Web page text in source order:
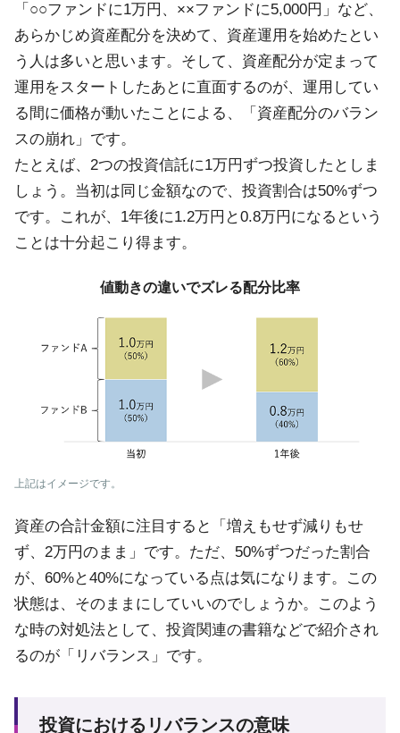
「○○ファンドに1万円、××ファンドに5,000円」など、
あらかじめ資産配分を決めて、資産運用を始めたとい
う人は多いと思います。そして、資産配分が定まって
運用をスタートしたあとに直面するのが、運用してい
る間に価格が動いたことによる、「資産配分のバラン
スの崩れ」です。
たとえば、2つの投資信託に1万円ずつ投資したとしま
しょう。当初は同じ金額なので、投資割合は50%ずつ
です。これが、1年後に1.2万円と0.8万円になるという
ことは十分起こり得ます。
上記はイメージです。
値動きの違いでズレる配分比率
資産の合計金額に注目すると「増えもせず減りもせ
ず、2万円のまま」です。ただ、50%ずつだった割合
が、60%と40%になっている点は気になります。この
状態は、そのままにしていいのでしょうか。このよう
な時の対処法として、投資関連の書籍などで紹介され
るのが「リバランス」です。
投資におけるリバランスの意味